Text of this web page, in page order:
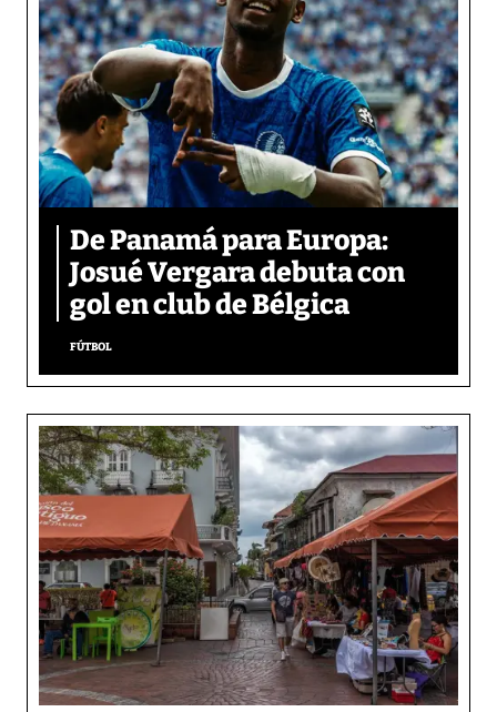
De Panamá para Europa:
Josué Vergara debuta con
gol en club de Bélgica
FÚTBOL